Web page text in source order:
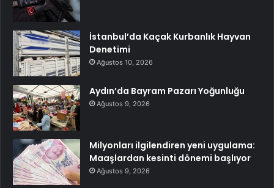
İstanbul’da Kaçak Kurbanlık Hayvan
Denetimi
Ağustos 10, 2026
Aydın’da Bayram Pazarı Yoğunluğu
Ağustos 9, 2026
Milyonları ilgilendiren yeni uygulama:
Maaşlardan kesinti dönemi başlıyor
Ağustos 9, 2026